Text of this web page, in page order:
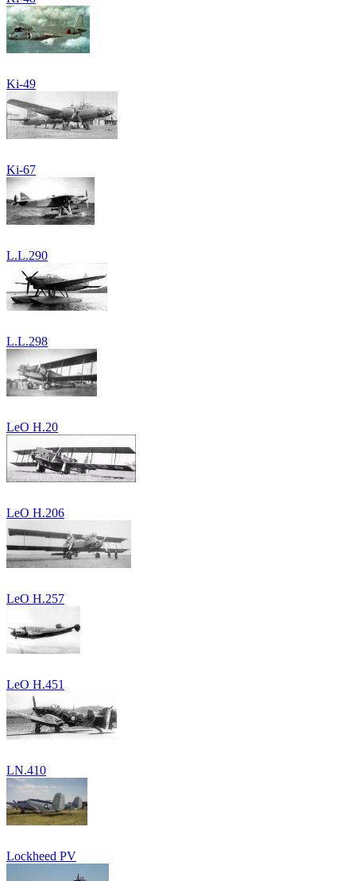
Ki-49
Ki-67
L.L.290
L.L.298
LeO H.20
LeO H.206
LeO H.257
LeO H.451
LN.410
Lockheed PV